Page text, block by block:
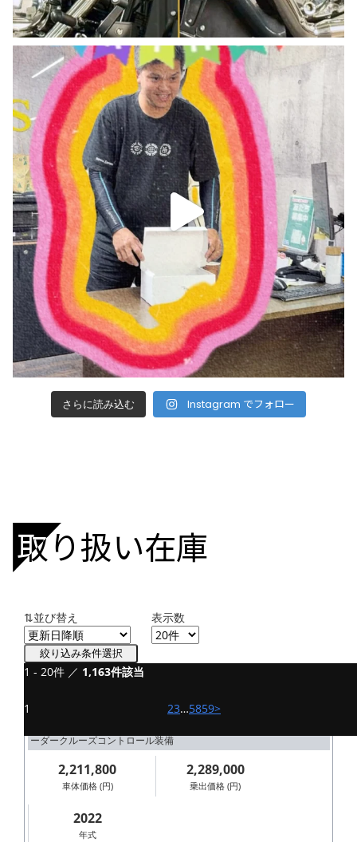
さらに読み込む Instagram でフォロー
取り扱い在庫
⇅並び替え 表示数
絞り込み条件選択
1 - 20件 ／ 1,163件該当
1 23…5859>
中古車
カワサキ ニンジャ H2 SX SE
ーダークルーズコントロール装備
2,211,800
車体価格 (円)
2,289,000
乗出価格 (円)
2022
年式